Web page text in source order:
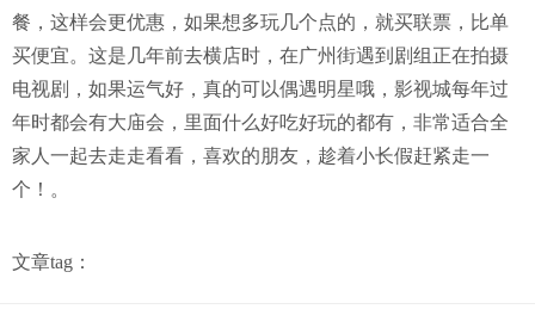
餐，这样会更优惠，如果想多玩几个点的，就买联票，比单
买便宜。这是几年前去横店时，在广州街遇到剧组正在拍摄
电视剧，如果运气好，真的可以偶遇明星哦，影视城每年过
年时都会有大庙会，里面什么好吃好玩的都有，非常适合全
家人一起去走走看看，喜欢的朋友，趁着小长假赶紧走一
个！。
文章tag：